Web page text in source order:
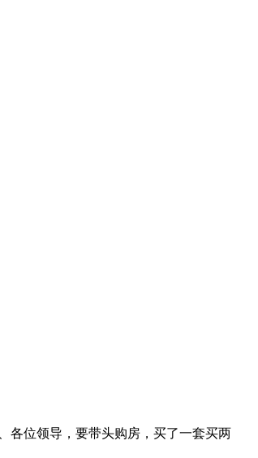
各位领导，要带头购房，买了一套买两